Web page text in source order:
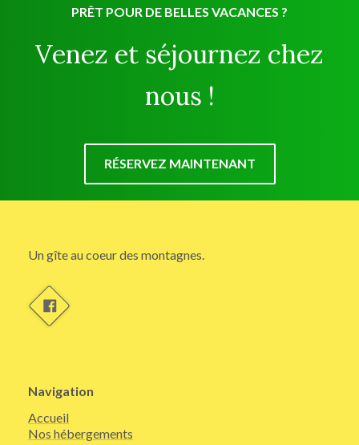
PRÊT POUR DE BELLES VACANCES ?
Venez et séjournez chez
nous !
RÉSERVEZ MAINTENANT
Un gîte au coeur des montagnes.
Navigation
Accueil
Nos hébergements